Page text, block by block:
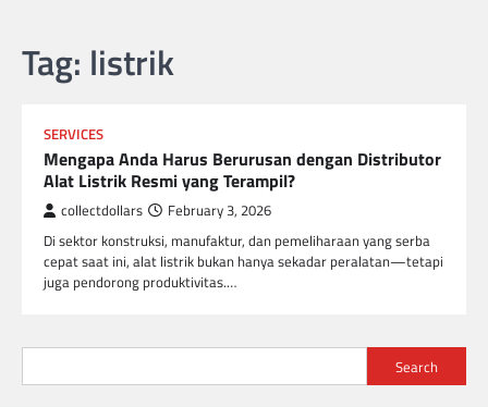
Tag: listrik
SERVICES
Mengapa Anda Harus Berurusan dengan Distributor
Alat Listrik Resmi yang Terampil?
collectdollars February 3, 2026
Di sektor konstruksi, manufaktur, dan pemeliharaan yang serba
cepat saat ini, alat listrik bukan hanya sekadar peralatan—tetapi
juga pendorong produktivitas.…
Search